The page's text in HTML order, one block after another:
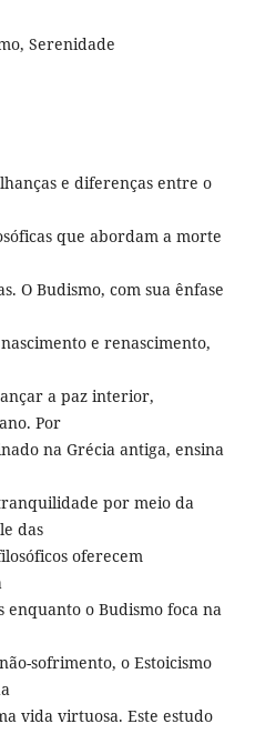
Serenidade
e diferenças entre o
que abordam a morte
O Budismo, com sua ênfase
e renascimento,
a paz interior,
Por
na Grécia antiga, ensina
por meio da
das
oferecem
o Budismo foca na
sofrimento, o Estoicismo
vida virtuosa. Este estudo